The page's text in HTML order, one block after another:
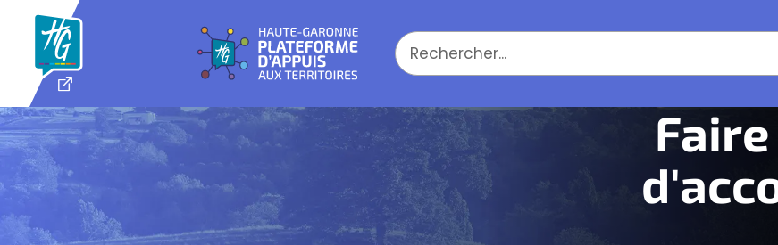
NOUVELLE FENÊTRE
Panneau de gestion des cookies